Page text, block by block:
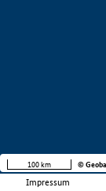
Impressum
100 km ©